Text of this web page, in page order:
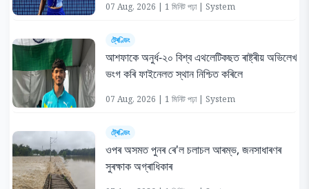
07 Aug, 2026 | 1 মিনিট পঢ়া | System
ট্ৰেণ্ডিং
আশফাকে অনুৰ্ধ-২০ বিশ্ব এথলেটিকছত ৰাষ্ট্ৰীয় অভিলেখ
ভংগ কৰি ফাইনেলত স্থান নিশ্চিত কৰিলে
07 Aug, 2026 | 1 মিনিট পঢ়া | System
ট্ৰেণ্ডিং
ওপৰ অসমত পুনৰ ৰে'ল চলাচল আৰম্ভ, জনসাধাৰণৰ
সুৰক্ষাক অগ্ৰাধিকাৰ